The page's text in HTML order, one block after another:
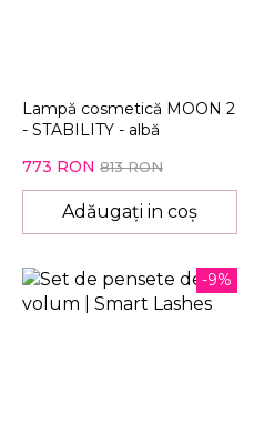
Lampă cosmetică MOON 2
- STABILITY - albă
773 RON 813 RON
Adăugați in coș
-9%